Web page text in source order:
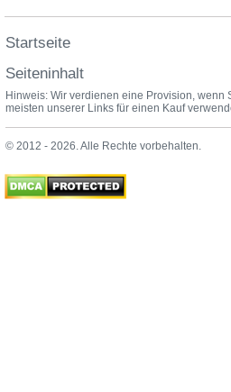
Startseite
Seiteninhalt
Hinweis: Wir verdienen eine Provision, wenn
meisten unserer Links für einen Kauf
© 2012 - 2026. Alle Rechte vorbehalten.